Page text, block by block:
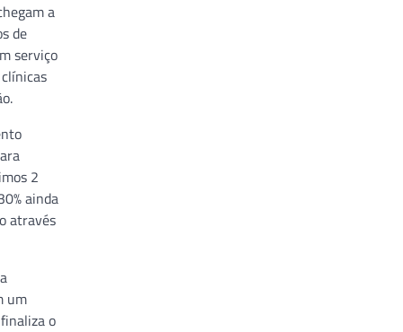
a
de
serviço
2
ainda
através
um
o